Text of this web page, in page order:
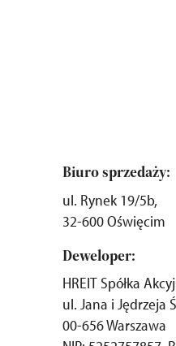
Biuro sprzedaży:
ul. Rynek 19/5b,
32-600 Oświęcim
Deweloper:
HREIT Spółka
ul. Jana i Jędrzeja
00-656 Warszawa